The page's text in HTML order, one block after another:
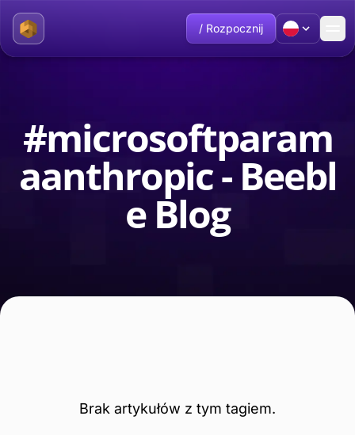
/ Rozpocznij
#microsoftparam
aanthropic - Beebl
e Blog
Brak artykułów z tym tagiem.